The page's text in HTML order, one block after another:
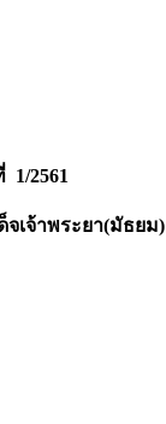
1/2561
เจ้าพระยา(มัธยม)